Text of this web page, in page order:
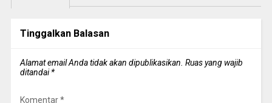
Tinggalkan Balasan
Alamat email Anda tidak akan dipublikasikan. Ruas yang wajib
ditandai*
Komentar*